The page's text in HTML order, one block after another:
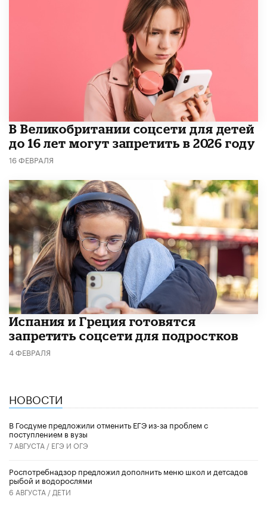
В Великобритании соцсети для детей
до 16 лет могут запретить в 2026 году
16 ФЕВРАЛЯ
Испания и Греция готовятся
запретить соцсети для подростков
4 ФЕВРАЛЯ
НОВОСТИ
В Госдуме предложили отменить ЕГЭ из-за проблем с
поступлением в вузы
7 АВГУСТА / ЕГЭ И ОГЭ
Роспотребнадзор предложил дополнить меню школ и детсадов
рыбой и водорослями
6 АВГУСТА / ДЕТИ